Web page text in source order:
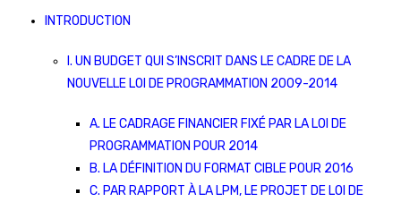
INTRODUCTION
I. UN BUDGET QUI S’INSCRIT DANS LE CADRE DE LA
NOUVELLE LOI DE PROGRAMMATION 2009-2014
A. LE CADRAGE FINANCIER FIXÉ PAR LA LOI DE
PROGRAMMATION POUR 2014
B. LA DÉFINITION DU FORMAT CIBLE POUR 2016
C. PAR RAPPORT À LA LPM, LE PROJET DE LOI DE